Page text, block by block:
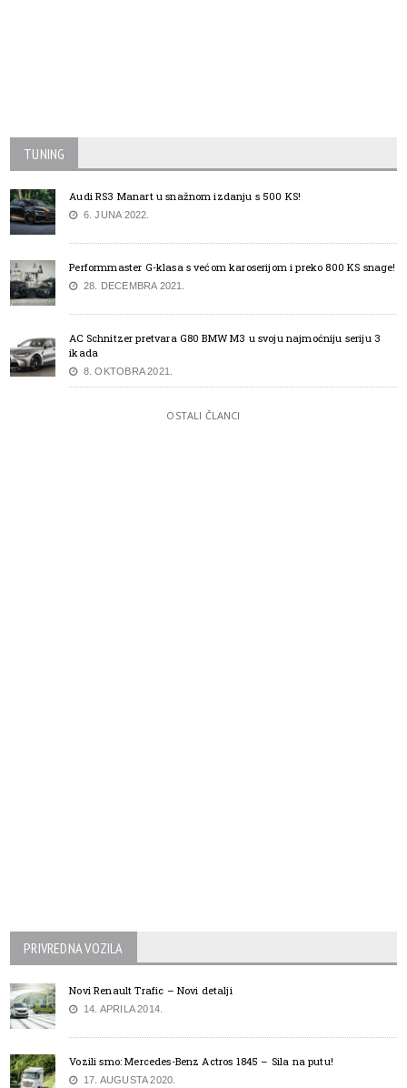
TUNING
Audi RS3 Manart u snažnom izdanju s 500 KS!
6. JUNA 2022.
Performmaster G-klasa s većom karoserijom i preko 800 KS snage!
28. DECEMBRA 2021.
AC Schnitzer pretvara G80 BMW M3 u svoju najmoćniju seriju 3
ikada
8. OKTOBRA 2021.
OSTALI ČLANCI
PRIVREDNA VOZILA
Novi Renault Trafic – Novi detalji
14. APRILA 2014.
Vozili smo: Mercedes-Benz Actros 1845 – Sila na putu!
17. AUGUSTA 2020.